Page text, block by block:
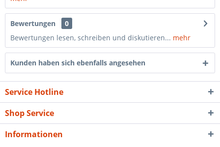
Bewertungen
0
Bewertungen lesen, schreiben und diskutieren... mehr
Kunden haben sich ebenfalls angesehen
Service Hotline
Shop Service
Informationen